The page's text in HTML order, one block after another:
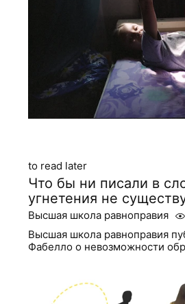
to read later
Что бы ни писали в
угнетения не
Высшая школа равноправия
Высшая школа равноправия
Фабелло о невозможности